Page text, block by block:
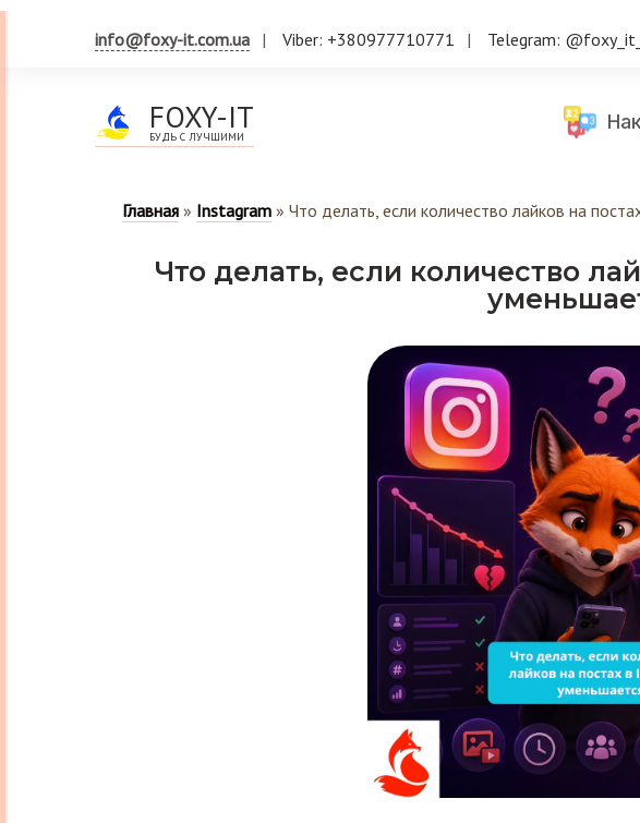
info@foxy-it.com.ua Viber: +380977710771 Telegram:
FOXY-IT
БУДЬ С ЛУЧШИМИ
Главная » Instagram » Что делать, если количество лайков на
Что делать, если количество